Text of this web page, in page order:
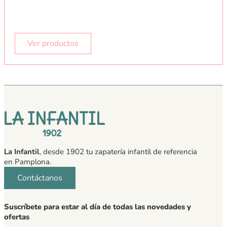
Ver productos
La Infantil, desde 1902 tu zapatería infantil de referencia
en Pamplona.
Contáctanos
Suscríbete para estar al día de todas las novedades y
ofertas